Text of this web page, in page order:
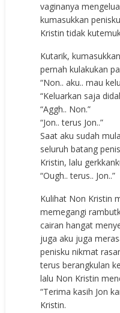
vaginanya
kumasukkan
Kristin tidak
Kutarik,
pernah kulakukan
“Non.. aku.. mau
“Keluarkan saja
“Aggh.. Non.”
“Jon.. terus Jon..”
Saat aku sudah
seluruh batang
Kristin, lalu
“Ough.. terus.. Jon..”
Kulihat Non Kristin
memegangi
cairan hangat
juga aku juga
penisku nikmat
terus berangkulan
lalu Non Kristin
“Terima kasih Jon
Kristin.